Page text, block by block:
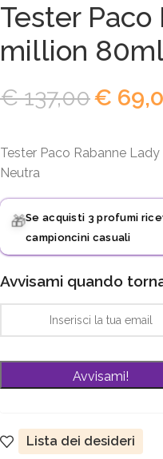
Tester Paco
million
€137,00€
Tester Paco Rabanne
Neutra
🎁Se acquisti 3 profumi
campioncini casuali
Avvisami quando
Lista dei desideri